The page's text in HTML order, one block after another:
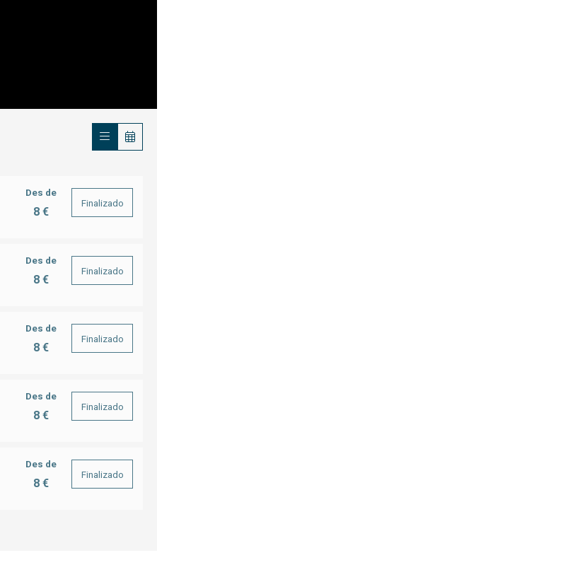
Des de
8 €
Finalizado
Des de
8 €
Finalizado
Des de
8 €
Finalizado
Des de
8 €
Finalizado
Des de
8 €
Finalizado